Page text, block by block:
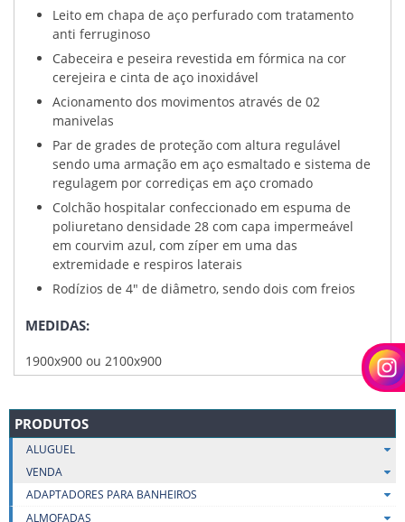
Leito em chapa de aço perfurado com tratamento
anti ferruginoso
Cabeceira e peseira revestida em fórmica na cor
cerejeira e cinta de aço inoxidável
Acionamento dos movimentos através de 02
manivelas
Par de grades de proteção com altura regulável
sendo uma armação em aço esmaltado e sistema de
regulagem por corrediças em aço cromado
Colchão hospitalar confeccionado em espuma de
poliuretano densidade 28 com capa impermeável
em courvim azul, com zíper em uma das
extremidade e respiros laterais
Rodízios de 4″ de diâmetro, sendo dois com freios
MEDIDAS:
1900x900 ou 2100x900
PRODUTOS
ALUGUEL
VENDA
ADAPTADORES PARA BANHEIROS
ALMOFADAS